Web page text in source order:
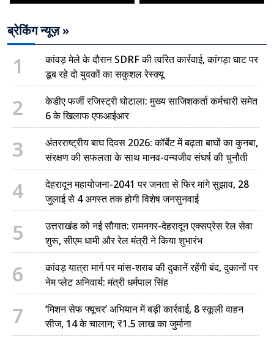
ब्रेकिंग न्यूज़ »
1
कांवड़ मेले के दौरान SDRF की त्वरित कार्रवाई, कांगड़ा घाट पर
डूब रहे दो युवकों का सकुशल रेस्क्यू
2
केडीए फर्जी रजिस्ट्री घोटाला: मुख्य साजिशकर्ता कर्मचारी समेत
6 के खिलाफ एफआईआर
3
अंतरराष्ट्रीय बाघ दिवस 2026: कॉर्बेट में बढ़ता बाघों का कुनबा,
संरक्षण की सफलता के साथ मानव-वन्यजीव संघर्ष की चुनौती
4
देहरादून महायोजना-2041 पर जनता से फिर मांगे सुझाव, 28
जुलाई से 4 अगस्त तक होगी विशेष जनसुनवाई
5
उत्तराखंड को नई सौगात: रामनगर-देहरादून एक्सप्रेस रेल सेवा
शुरू, सीएम धामी और रेल मंत्री ने किया शुभारंभ
6
कांवड़ यात्रा मार्ग पर मांस-शराब की दुकानें रहेंगी बंद, दुकानों पर
नेम प्लेट अनिवार्य: मंत्री धर्मपाल सिंह
7
‘मिशन सेफ फ्यूचर’ अभियान में बड़ी कार्रवाई, 8 स्कूली वाहन
सीज, 14 के चालान; ₹1.5 लाख का जुर्माना